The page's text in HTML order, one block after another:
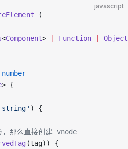
javascript
(
<Component> Function
Object
number
> {
) {
那么直接创建 vnode
(tag)) {